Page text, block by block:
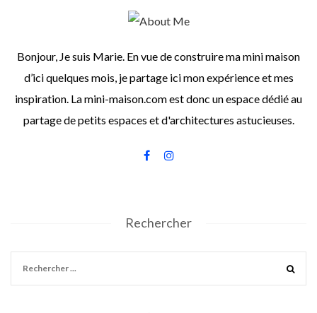
Bonjour, Je suis Marie. En vue de construire ma mini maison
d’ici quelques mois, je partage ici mon expérience et mes
inspiration. La mini-maison.com est donc un espace dédié au
partage de petits espaces et d'architectures astucieuses.
Rechercher